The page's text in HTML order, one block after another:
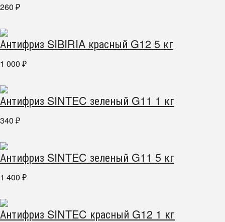
260 ₽
Антифриз SIBIRIA красный G12 5 кг
1 000 ₽
Антифриз SINTEC зеленый G11 1 кг
340 ₽
Антифриз SINTEC зеленый G11 5 кг
1 400 ₽
Антифриз SINTEC красный G12 1 кг